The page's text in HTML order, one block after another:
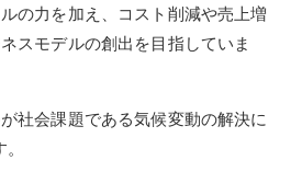
の力を加え、コスト削減や売上増
スモデルの創出を目指していま
社会課題である気候変動の解決に